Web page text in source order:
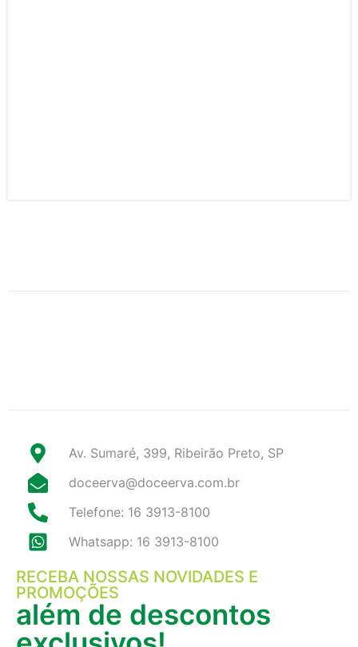
Av. Sumaré, 399, Ribeirão Preto, SP
doceerva@doceerva.com.br
Telefone: 16 3913-8100
Whatsapp: 16 3913-8100
RECEBA NOSSAS NOVIDADES E
PROMOÇÕES
além de descontos